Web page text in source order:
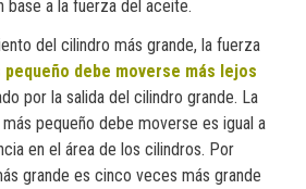
base a la fuerza del aceite.
del cilindro más grande, la fuerza
pequeño debe moverse más lejos
por la salida del cilindro grande. La
pequeño debe moverse es igual a
en el área de los cilindros. Por
grande es cinco veces más grande